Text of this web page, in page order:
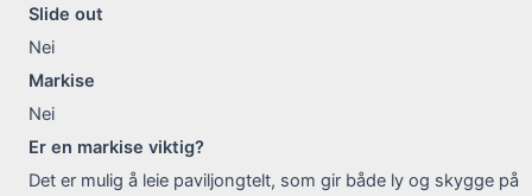
Slide out
Nei
Markise
Nei
Er en markise viktig?
Det er mulig å leie paviljongtelt, som gir både ly og skygge på